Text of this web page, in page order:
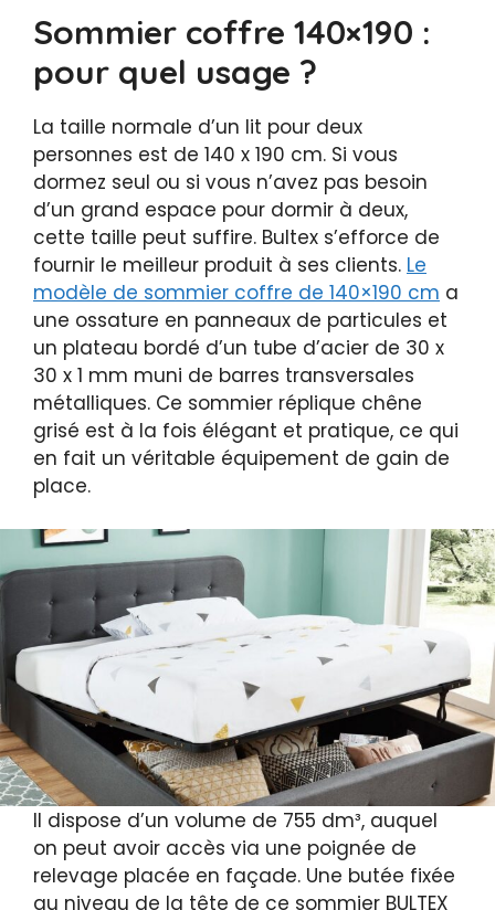
Sommier coffre 140×190 :
pour quel usage ?
La taille normale d’un lit pour deux
personnes est de 140 x 190 cm. Si vous
dormez seul ou si vous n’avez pas besoin
d’un grand espace pour dormir à deux,
cette taille peut suffire. Bultex s’efforce de
fournir le meilleur produit à ses clients. Le
modèle de sommier coffre de 140×190 cm a
une ossature en panneaux de particules et
un plateau bordé d’un tube d’acier de 30 x
30 x 1 mm muni de barres transversales
métalliques. Ce sommier réplique chêne
grisé est à la fois élégant et pratique, ce qui
en fait un véritable équipement de gain de
place.
Il dispose d’un volume de 755 dm³, auquel
on peut avoir accès via une poignée de
relevage placée en façade. Une butée fixée
au niveau de la tête de ce sommier BULTEX